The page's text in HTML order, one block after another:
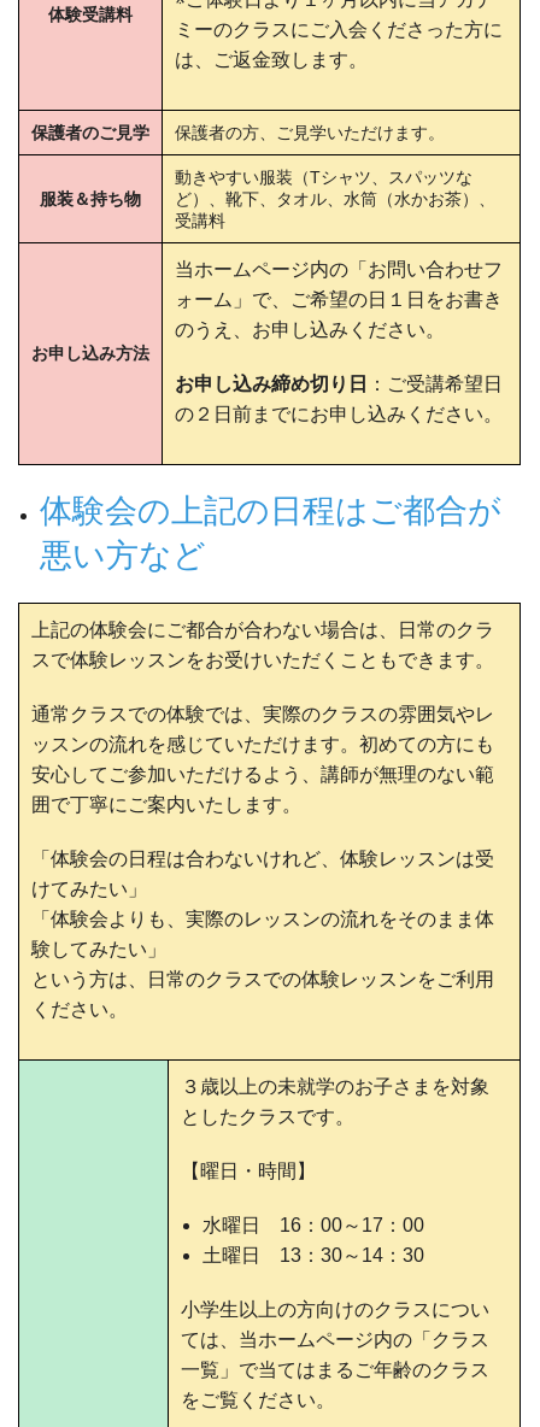
体験受講料
ミーのクラスにご入会くださった方に
は、ご返金致します。
保護者のご見学 保護者の方、ご見学いただけます。
服装＆持ち物
動きやすい服装（Tシャツ、スパッツな
ど）、靴下、タオル、水筒（水かお茶）、
受講料
お申し込み方法
当ホームページ内の「お問い合わせフ
ォーム」で、ご希望の日１日をお書き
のうえ、お申し込みください。
お申し込み締め切り日
：ご受講希望日
の２日前までにお申し込みください。
体験会の上記の日程はご都合が
悪い方など
上記の体験会にご都合が合わない場合は、日常のクラ
スで体験レッスンをお受けいただくこともできます。
通常クラスでの体験では、実際のクラスの雰囲気やレ
ッスンの流れを感じていただけます。初めての方にも
安心してご参加いただけるよう、講師が無理のない範
囲で丁寧にご案内いたします。
「体験会の日程は合わないけれど、体験レッスンは受
けてみたい」
「体験会よりも、実際のレッスンの流れをそのまま体
験してみたい」
という方は、日常のクラスでの体験レッスンをご利用
ください。
３歳以上の未就学のお子さまを対象
としたクラスです。
【曜日・時間】
水曜日 16：00～17：00
土曜日 13：30～14：30
小学生以上の方向けのクラスについ
ては、当ホームページ内の「クラス
一覧」で当てはまるご年齢のクラス
をご覧ください。